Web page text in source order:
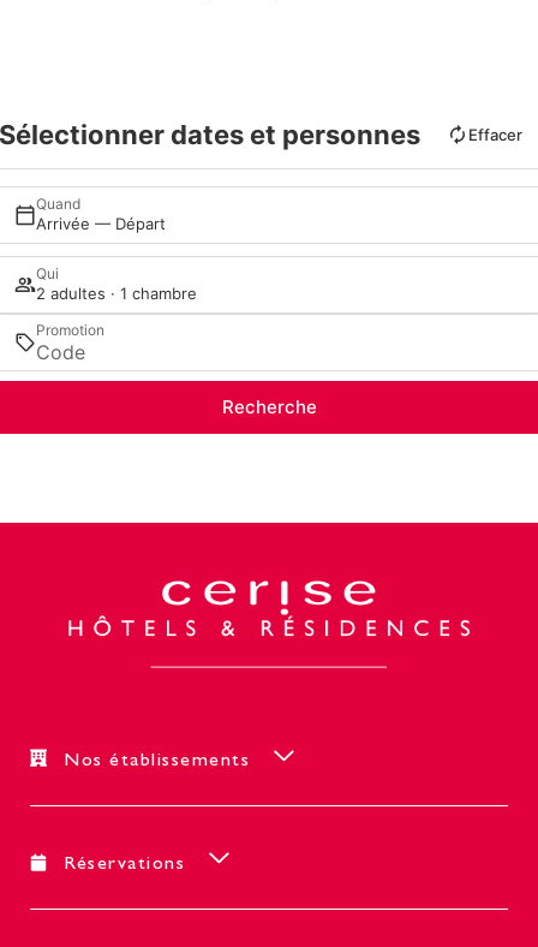
Sélectionner dates et personnes Effacer
Quand
Arrivée — Départ
Qui
2 adultes · 1 chambre
Promotion
Recherche
Nos établissements
Réservations